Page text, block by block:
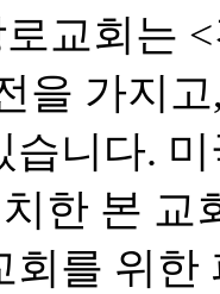
교회는
을 가지
습니다.
한 본 교
회를 위